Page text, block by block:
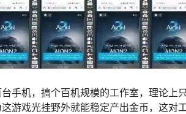
手机，搞个百机规模的工作室，理论上
游戏光挂野外就能稳定产出金币，这对